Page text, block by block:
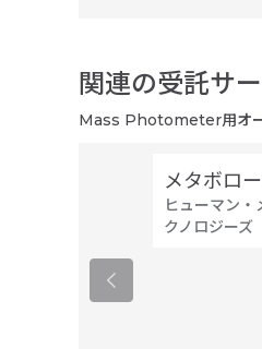
関連の受託サ
Mass Photometer用オ
メタボロ
ヒューマン・
クノロジーズ